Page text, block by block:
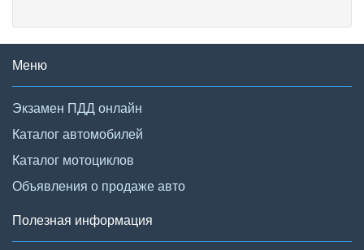
Меню
Экзамен ПДД онлайн
Каталог автомобилей
Каталог мотоциклов
Объявления о продаже авто
Полезная информация